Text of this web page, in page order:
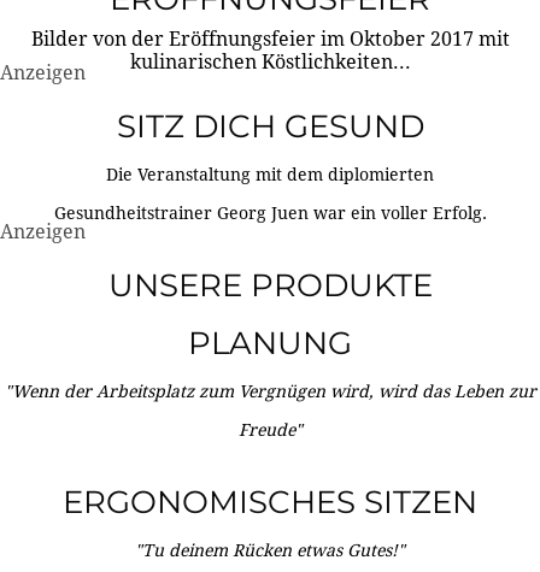
Bilder von der Eröffnungsfeier im Oktober 2017 mit
kulinarischen Köstlichkeiten...
Anzeigen
SITZ DICH GESUND
Die Veranstaltung mit dem diplomierten
Gesundheitstrainer Georg Juen war ein voller Erfolg.
Anzeigen
UNSERE PRODUKTE
PLANUNG
"Wenn der Arbeitsplatz zum Vergnügen wird, wird das Leben zur
Freude"
ERGONOMISCHES SITZEN
"Tu deinem Rücken etwas Gutes!"